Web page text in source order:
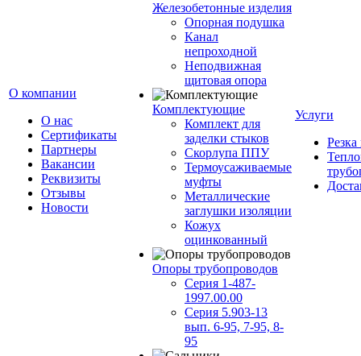
О компании
О нас
Сертификаты
Партнеры
Вакансии
Реквизиты
Отзывы
Новости
Железобетонные изделия
Опорная подушка
Канал
непроходной
Неподвижная
щитовая опора
Комплектующие
Комплект для
заделки стыков
Скорлупа ППУ
Термоусаживаемые
муфты
Металлические
заглушки изоляции
Кожух
оцинкованный
Опоры трубопроводов
Серия 1-487-
1997.00.00
Серия 5.903-13
вып. 6-95, 7-95, 8-
95
Услуги
Резка